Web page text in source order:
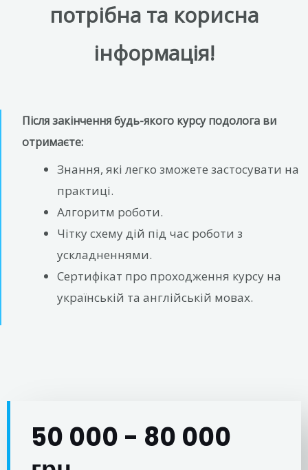
потрібна та корисна
інформація!
Після закінчення будь-якого курсу подолога ви
отримаєте:
Знання, які легко зможете застосувати на
практиці.
Алгоритм роботи.
Чітку схему дій під час роботи з
ускладненнями.
Сертифікат про проходження курсу на
українській та англійській мовах.
50 000 - 80 000